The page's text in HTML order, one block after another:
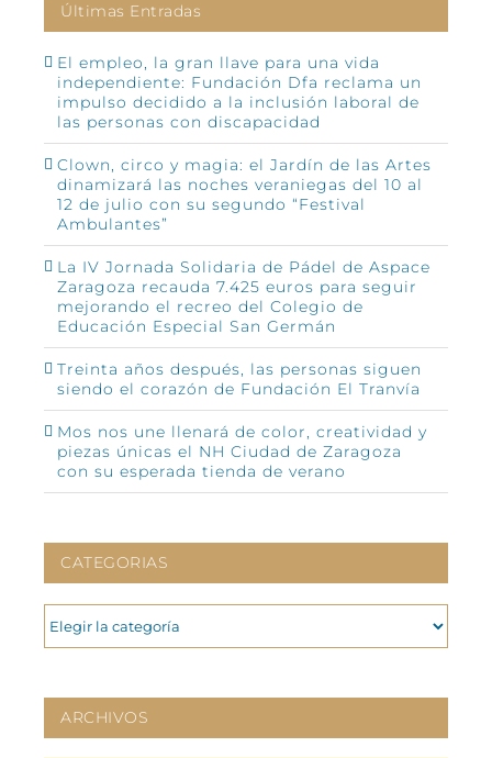
Últimas Entradas
El empleo, la gran llave para una vida
independiente: Fundación Dfa reclama un
impulso decidido a la inclusión laboral de
las personas con discapacidad
Clown, circo y magia: el Jardín de las Artes
dinamizará las noches veraniegas del 10 al
12 de julio con su segundo “Festival
Ambulantes”
La IV Jornada Solidaria de Pádel de Aspace
Zaragoza recauda 7.425 euros para seguir
mejorando el recreo del Colegio de
Educación Especial San Germán
Treinta años después, las personas siguen
siendo el corazón de Fundación El Tranvía
Mos nos une llenará de color, creatividad y
piezas únicas el NH Ciudad de Zaragoza
con su esperada tienda de verano
CATEGORIAS
CATEGORIAS
ARCHIVOS